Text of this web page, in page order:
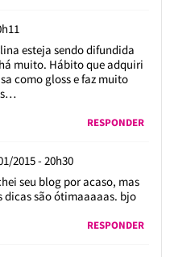
esteja sendo difundida
muito. Hábito que adquiri
como gloss e faz muito
RESPONDER
2015 - 20h30
seu blog por acaso, mas
dicas são ótimaaaaas. bjo
RESPONDER